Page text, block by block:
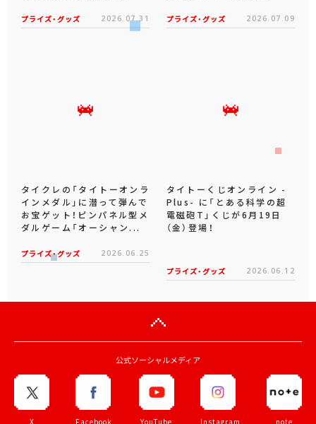
プライズ・グッズ 2026.07.31 プライズ・グッズ 2026.07.09
タイクレの「タイトーオンラ
インメダル」に潜って弾んで
お宝ゲット！ピンパネル型メ
ダルゲーム「オーシャン...
プライズ・グッズ 2026.06.25
タイトーくじオンライン -
Plus- に「とある科学の超
電磁砲T」くじが6月19日
（金）登場！
プライズ・グッズ 2026.06.12
公式ソーシャルメディア
X Facebook YouTube Instagram note